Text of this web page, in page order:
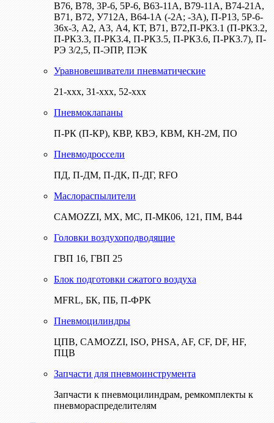
В76, В78, 3Р-6, 5Р-6, В63-11А, В79-11А, В74-21А,
В71, В72, У712А, В64-1А (-2А; -3А), П-Р13, 5Р-6-
36х-3, А2, А3, А4, КТ, В71, В72,П-РК3.1 (П-РК3.2,
П-РК3.3, П-РК3.4, П-РК3.5, П-РК3.6, П-РК3.7), П-
РЭ 3/2,5, П-ЭПР, ПЭК
Уравновешиватели пневматические
21-ххх, 31-ххх, 52-ххх
Пневмоклапаны
П-РК (П-КР), КВР, КВЭ, КВМ, КН-2М, ПО
Пневмодроссели
ПД, П-ДМ, П-ДК, П-ДГ, RFO
Маслораспылители
CAMOZZI, МХ, МС, П-МК06, 121, ПМ, В44
Головки воздухоподводящие
ГВП 16, ГВП 25
Блок подготовки сжатого воздуха
MFRL, БК, ПБ, П-ФРК
Пневмоцилиндры
ЦПВ, CAMOZZI, ISO, PHSA, AF, CF, DF, HF,
ПЦВ
Запчасти для пневмоинструмента
Запчасти к пневмоцилиндрам, ремкомплекты к
пневмораспределителям